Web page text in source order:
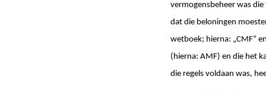
vermogensbeheer was
dat die beloningen
wetboek; hierna: „CMF”
(hierna: AMF) en die het
die regels voldaan was,